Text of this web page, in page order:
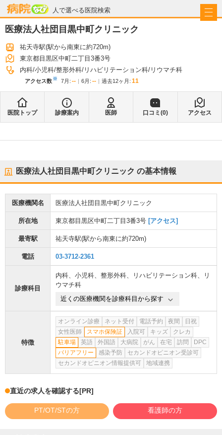
人で選べる医院検索
病院なび
医療法人社団目黒中町クリニック
祐天寺駅(駅から南東に約720m)
東京都目黒区中町二丁目3番3号
内科 小児科 整形外科 リハビリテーション科 リウマチ科
アクセス数※ 7月 : -- 6月 : -- 過去12ヶ月: 11
医院トップ 診療案内 医師 口コミ(0) アクセス
医療法人社団目黒中町クリニック の基本情報
医療機関名 医療法人社団目黒中町クリニック
所在地 東京都目黒区中町二丁目3番3号 [アクセス]
最寄駅 祐天寺駅(駅から南東に約720m)
電話 03-3712-2361
診療科目
内科、 小児科、 整形外科、 リハビリテーション科、
リ
ウマチ科
近くの医療機関を診療科目から探す
特徴
オンライン診療 ネット受付 電話予約 夜間
日祝
女性医師
スマホ保険証 入院可 キッズ
クレカ
駐車場
英語 外国語 大病院 がん 在宅 訪問
DPC
バリアフリー
感染予防
セカンドオピニオン受診可
セカンドオピニオン情報提供可
地域連携
直近の求人を確認する[PR]
PT/OT/STの方 看護師の方